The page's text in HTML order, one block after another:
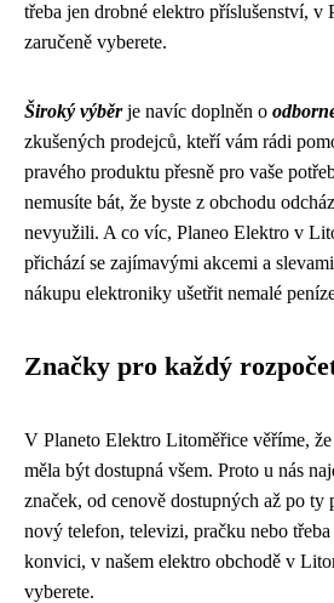
třeba jen drobné elektro příslušenství, v
zaručeně vyberete.
Široký výběrje navíc doplněn o
zkušených prodejců, kteří vám rádi
pravého produktu přesně pro vaše
nemusíte bát, že byste z obchodu
nevyužili. A co víc, Planeo Elektro v
přichází se zajímavými akcemi a
nákupu elektroniky ušetřit nemalé
Značky pro každý
V Planeto Elektro Litoměřice věříme,
měla být dostupná všem. Proto u nás
značek, od cenově dostupných až po
nový telefon, televizi, pračku nebo
konvici, v našem elektro obchodě v
vyberete.